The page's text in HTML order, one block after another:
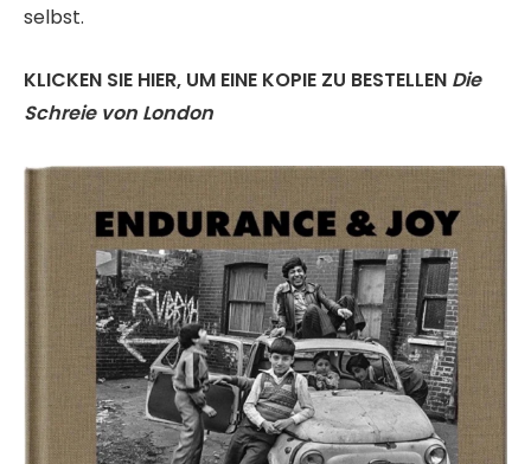
selbst.
KLICKEN SIE HIER, UM EINE KOPIE ZU BESTELLEN Die
Schreie von London